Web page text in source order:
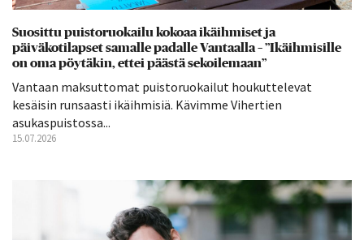
Suosittu puistoruokailu kokoaa ikäihmiset ja
päiväkotilapset samalle padalle Vantaalla – ”Ikäihmisille
on oma pöytäkin, ettei päästä sekoilemaan”
Vantaan maksuttomat puistoruokailut houkuttelevat
kesäisin runsaasti ikäihmisiä. Kävimme Vihertien
asukaspuistossa...
15.07.2026